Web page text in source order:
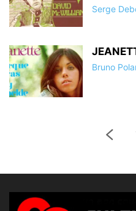
Serge
Bruno